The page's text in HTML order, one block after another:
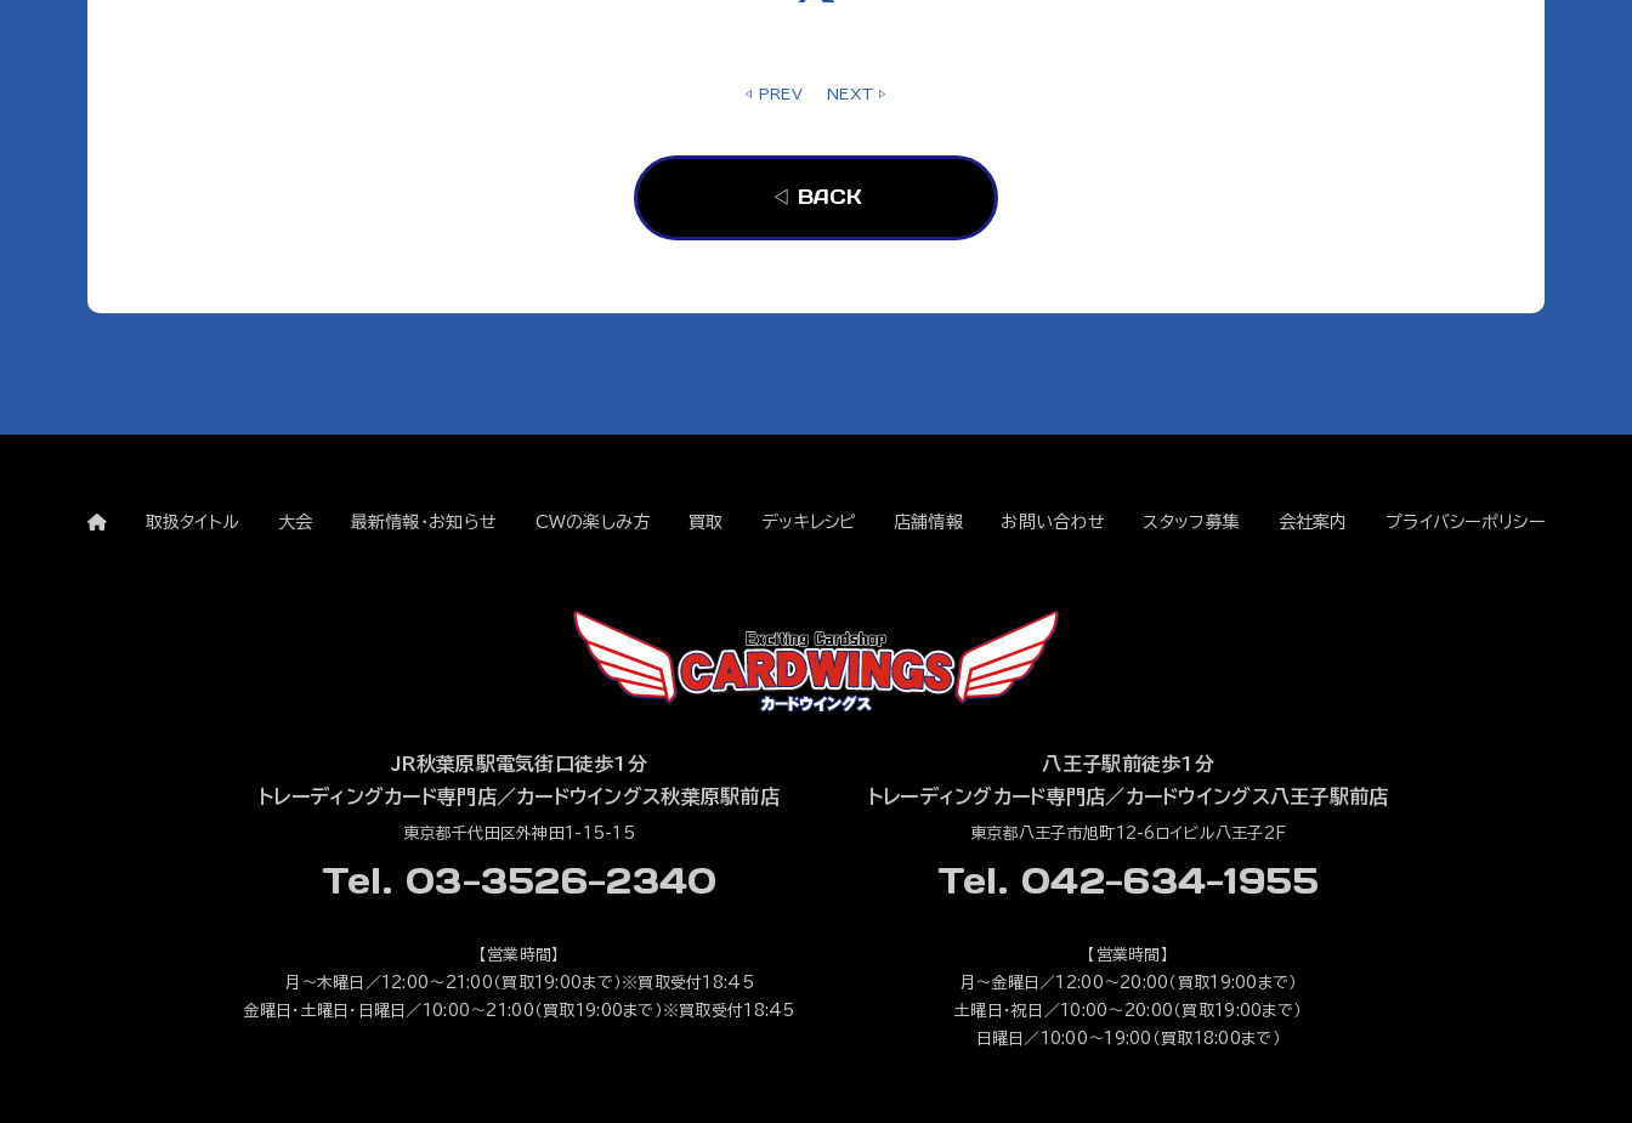
◁ PREV NEXT ▷
◁ BACK
取扱タイトル 大会 最新情報・お知らせ CWの楽しみ方 買取 デッキレシピ 店舗情報 お問い合わせ スタッフ募集 会社案内 プライバシーポリシー
JR秋葉原駅電気街口徒歩1分
トレーディングカード専門店／カードウイングス秋葉原駅前店
東京都千代田区外神田1-15-15
Tel. 03-3526-2340
【営業時間】
月～木曜日／12:00～21:00（買取19:00まで）※買取受付18:45
金曜日・土曜日・日曜日／10:00～21:00（買取19:00まで）※買取受付18:45
八王子駅前徒歩1分
トレーディングカード専門店／カードウイングス八王子駅前店
東京都八王子市旭町12-6ロイビル八王子2F
Tel. 042-634-1955
【営業時間】
月～金曜日／12:00～20:00（買取19:00まで）
土曜日・祝日／10:00～20:00（買取19:00まで）
日曜日／10:00～19:00（買取18:00まで）